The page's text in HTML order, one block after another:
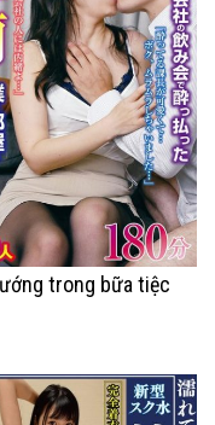
trong bữa tiệc